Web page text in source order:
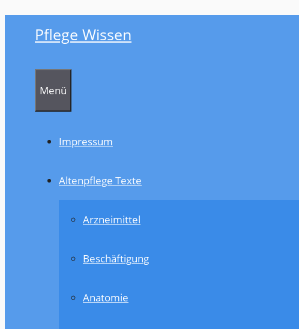
Pflege Wissen
Menü
Impressum
Altenpflege Texte
Arzneimittel
Beschäftigung
Anatomie